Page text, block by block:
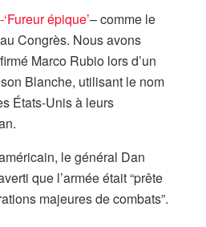
épique’– comme le
Congrès. Nous avons
Marco Rubio lors d’un
Blanche, utilisant le nom
États-Unis à leurs
le général Dan
que l’armée était “prête
majeures de combats”.